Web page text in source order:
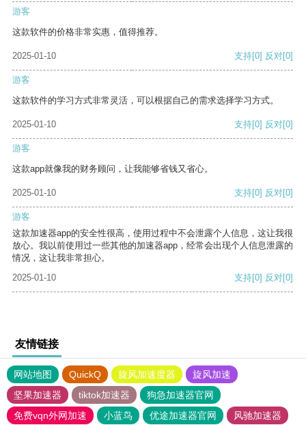
游客
这款软件的价格非常实惠，值得推荐。
2025-01-10 支持[0] 反对[0]
游客
这款软件的学习方式非常灵活，可以根据自己的需求选择学习方式。
2025-01-10 支持[0] 反对[0]
游客
这款app就像我的财务顾问，让我能够省钱又省心。
2025-01-10 支持[0] 反对[0]
游客
这款加速器app的安全性很高，使用过程中不会泄露个人信息，这让我很
放心。我以前使用过一些其他的加速器app，经常会出现个人信息泄露的
情况，这让我非常担心。
2025-01-10
支持[0] 反对[0]
友情链接
网站地图 QuickQ 旋风加速度器
旋风加速
坚果加速器
tiktok加速器
狗急加速器官网
免费vqn外网加速
小蓝鸟 优途加速器官网
风驰加速器